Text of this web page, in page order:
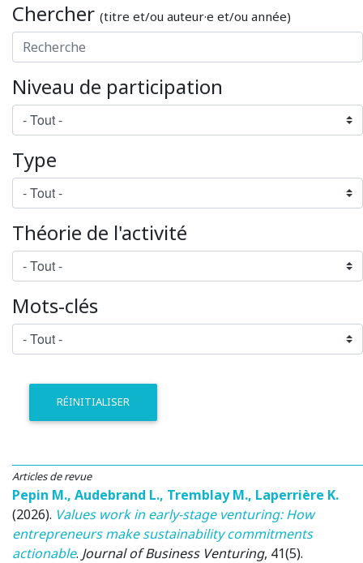
Chercher (titre et/ou auteur·e et/ou année)
Niveau de participation
Type
Théorie de l'activité
Mots-clés
RÉINITIALISER
Articles de revue
Pepin M., Audebrand L., Tremblay M., Laperrière K.
(2026). Values work in early-stage venturing: How
entrepreneurs make sustainability commitments
actionable. Journal of Business Venturing, 41(5).